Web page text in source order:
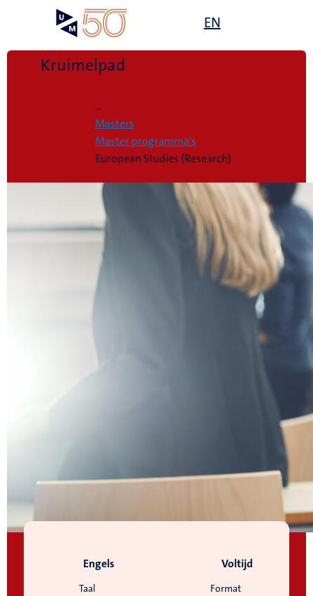
EN
the
Kruimelpad
...
Masters
Master programma's
European Studies (Research)
Taal
Engels
Format
Voltijd